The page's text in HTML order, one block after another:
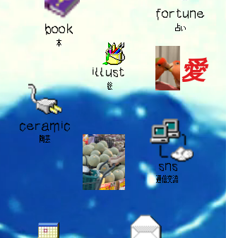
​book
​本
​fortune
​占い
​illust
​絵
愛
​ceramic
​陶芸
​sns
​通信交流